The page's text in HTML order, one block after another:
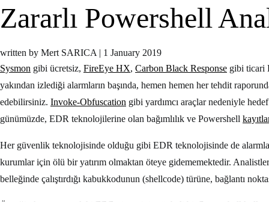
Zararlı Powershell
written by Mert SARICA | 1 January 2019
Sysmon gibi ücretsiz, FireEye HX, Carbon Black Response gibi ticari
yakından izlediği alarmların başında, hemen hemen her tehdit
edebilirsiniz. Invoke-Obfuscation gibi yardımcı araçlar nedeniyle
günümüzde, EDR teknolojilerine olan bağımlılık ve Powershell
Her güvenlik teknolojisinde olduğu gibi EDR teknolojisinde de
kurumlar için ölü bir yatırım olmaktan öteye gidememektedir.
belleğinde çalıştırdığı kabukkodunun (shellcode) türüne, bağlantı